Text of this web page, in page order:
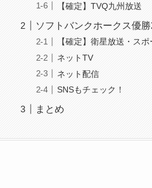
【確定】TVQ九州放送
ソフトバンクホークス優
【確定】衛星放送・ス
ネットTV
ネット配信
SNSもチェック！
まとめ